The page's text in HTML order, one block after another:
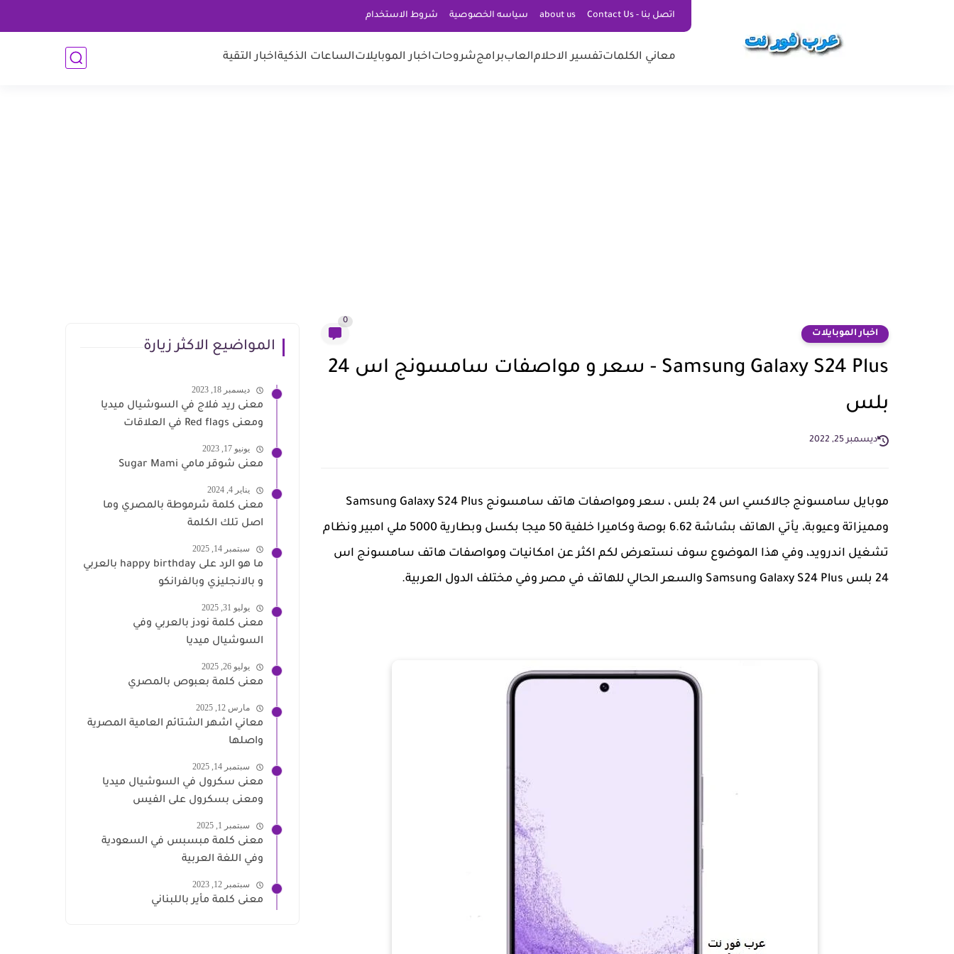
اتصل بنا - Contact Us about us سياسه الخصوصية شروط الاستخدام
معاني الكلماتتفسير الاحلامالعاببرامجشروحاتاخبار الموبايلاتالساعات الذكيةاخبار التقية
اخبار الموبايلات
0
Samsung Galaxy S24 Plus - سعر و مواصفات سامسونج اس 24
بلس
ديسمبر 25, 2022
موبايل سامسونج جالاكسي اس 24 بلس ، سعر ومواصفات هاتف سامسونج Samsung Galaxy S24 Plus
ومميزاتة وعيوبة، يأتي الهاتف بشاشة 6.62 بوصة وكاميرا خلفية 50 ميجا بكسل وبطارية 5000 ملي امبير ونظام
تشغيل اندرويد، وفي هذا الموضوع سوف نستعرض لكم اكثر عن امكانيات ومواصفات هاتف سامسونج اس
24 بلس Samsung Galaxy S24 Plus والسعر الحالي للهاتف في مصر وفي مختلف الدول العربية.
المواضيع الاكثر زيارة
ديسمبر 18, 2023
معنى ريد فلاج في السوشيال ميديا
ومعنى Red flags في العلاقات
يونيو 17, 2023
معنى شوقر مامي Sugar Mami
يناير 4, 2024
معنى كلمة شرموطة بالمصري وما
اصل تلك الكلمة
سبتمبر 14, 2025
ما هو الرد على happy birthday بالعربي
و بالانجليزي وبالفرانكو
يوليو 31, 2025
معنى كلمة نودز بالعربي وفي
السوشيال ميديا
يوليو 26, 2025
معنى كلمة بعبوص بالمصري
مارس 12, 2025
معاني اشهر الشتائم العامية المصرية
واصلها
سبتمبر 14, 2025
معنى سكرول في السوشيال ميديا
ومعنى بسكرول على الفيس
سبتمبر 1, 2025
معنى كلمة مبسبس في السعودية
وفي اللغة العربية
سبتمبر 12, 2023
معنى كلمة مأير باللبناني